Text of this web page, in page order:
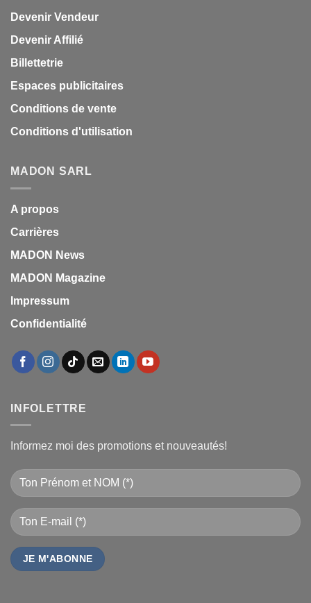
Devenir Vendeur
Devenir Affilié
Billettetrie
Espaces publicitaires
Conditions de vente
Conditions d'utilisation
MADON SARL
A propos
Carrières
MADON News
MADON Magazine
Impressum
Confidentialité
INFOLETTRE
Informez moi des promotions et nouveautés!